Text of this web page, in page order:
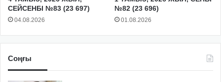
СЕЙСЕНБІ №83 (23 697)
04.08.2026
№82 (23 696)
01.08.2026
Соңғы